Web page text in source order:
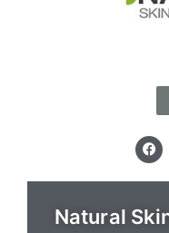
F
a
c
e
o
o
Natural